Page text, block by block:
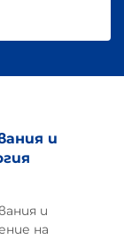
и
и
на